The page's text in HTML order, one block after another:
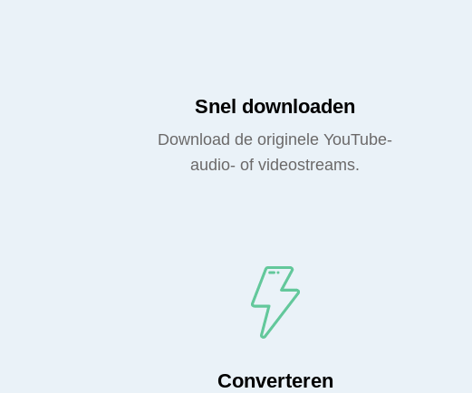
Snel downloaden
Download de originele YouTube-
audio- of videostreams.
Converteren